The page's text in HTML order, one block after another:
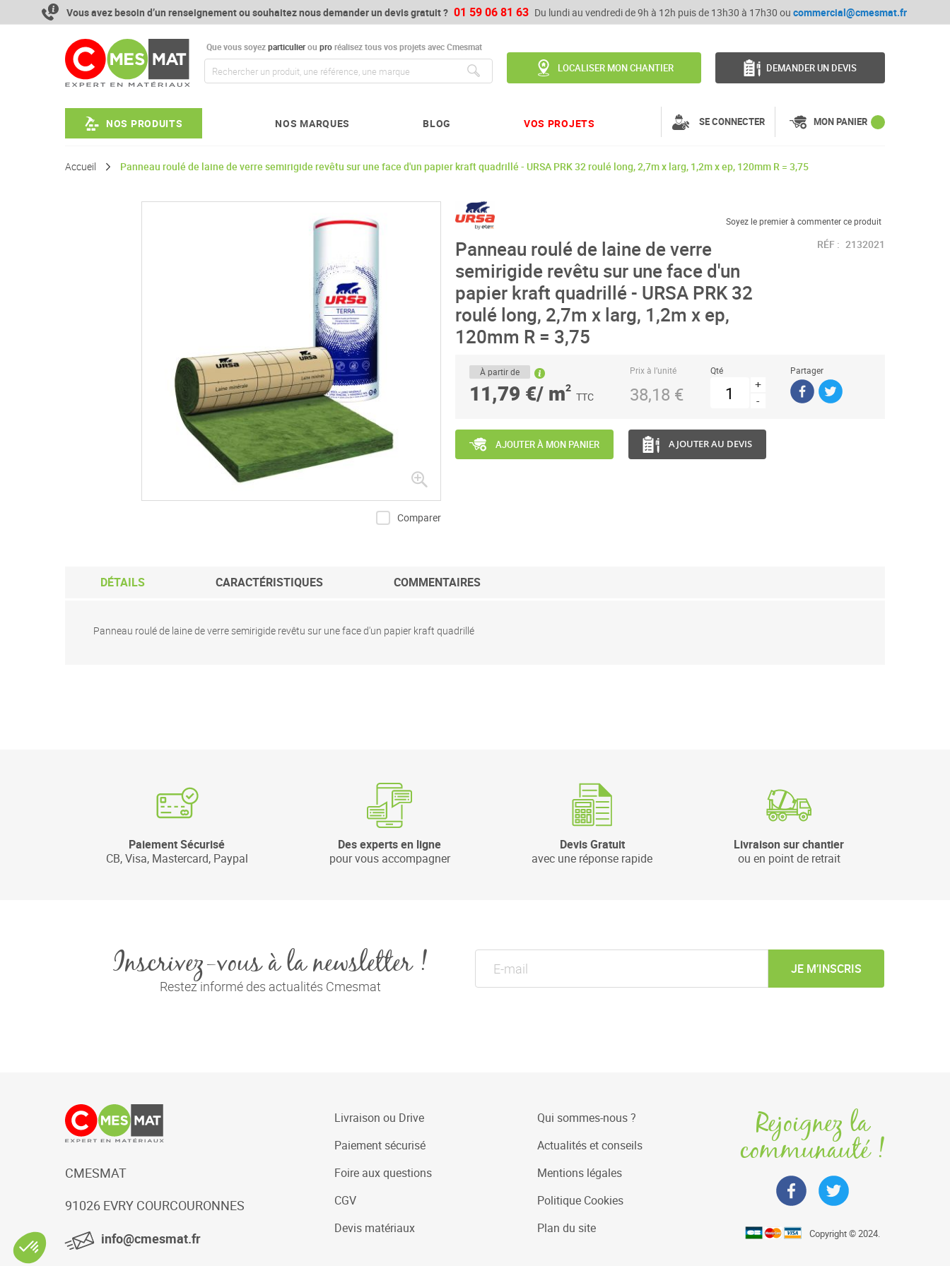
contenu
Vous avez besoin d’un renseignement ou souhaitez nous demander un devis gratuit ? 01 59 06 81 63 Du lundi au vendredi de 9h à 12h puis de 13h30 à 17h30 ou commercial@cmesmat.fr
Que vous soyezparticulierou proréalisez tous vos projets avec Cmesmat
LOCALISER MON CHANTIER DEMANDER UN DEVIS
NOS PRODUITS NOS MARQUES BLOG VOS PROJETS SE CONNECTER MON PANIER
Accueil Panneau roulé de laine de verre semirigide revêtu sur une face d'un papier kraft quadrillé - URSA PRK 32 roulé long, 2,7m x larg, 1,2m x ep, 120mm R = 3,75
Comparer
Soyez le premier à commenter ce produit
Panneau roulé de laine de verre
semirigide revêtu sur une face d'un
papier kraft quadrillé - URSA PRK 32
roulé long, 2,7m x larg, 1,2m x ep,
120mm R = 3,75
RÉF : 2132021
À partir de
11,79 €/ m2
TTC
Prix à l’unité
38,18 €
Qté
+
-
Partager
AJOUTER À MON PANIER AJOUTER AU DEVIS
DÉTAILS
Panneau roulé de laine de verre semirigide revêtu sur une face d'un papier kraft quadrillé
CARACTÉRISTIQUES COMMENTAIRES
Paiement Sécurisé
CB, Visa, Mastercard, Paypal
Des experts en ligne
pour vous accompagner
Devis Gratuit
avec une réponse rapide
Livraison sur chantier
ou en point de retrait
Inscrivez-vous à la newsletter !
Restez informé des actualités Cmesmat
JE M’INSCRIS
CMESMAT
91026 EVRY COURCOURONNES
info@cmesmat.fr
Livraison ou Drive
Paiement sécurisé
Foire aux questions
CGV
Devis matériaux
Qui sommes-nous ?
Actualités et conseils
Mentions légales
Politique Cookies
Plan du site
Rejoignez la
communauté !
Copyright © 2024.